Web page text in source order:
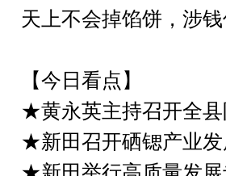
天上不会掉馅饼，涉
【今日看点】
★黄永英主持召开全
★新田召开硒锶产业发